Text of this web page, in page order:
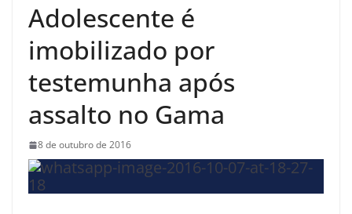
Adolescente é
imobilizado por
testemunha após
assalto no Gama
8 de outubro de 2016